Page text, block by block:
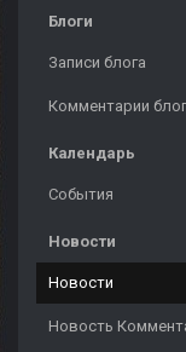
Блоги
Записи блога
Комментарии
Календарь
События
Новости
Новости
Новость